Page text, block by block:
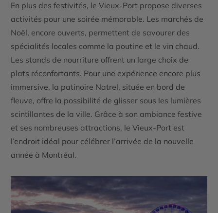
En plus des festivités, le Vieux-Port propose diverses
activités pour une soirée mémorable. Les marchés de
Noël, encore ouverts, permettent de savourer des
spécialités locales comme la poutine et le vin chaud.
Les stands de nourriture offrent un large choix de
plats réconfortants. Pour une expérience encore plus
immersive, la patinoire Natrel, située en bord de
fleuve, offre la possibilité de glisser sous les lumières
scintillantes de la ville. Grâce à son ambiance festive
et ses nombreuses attractions, le Vieux-Port est
l’endroit idéal pour célébrer l’arrivée de la nouvelle
année à Montréal.